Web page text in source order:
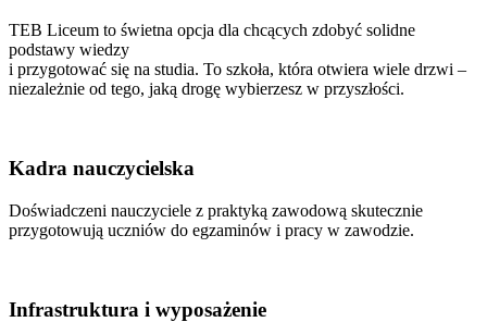
TEB Liceum to świetna opcja dla chcących zdobyć solidne
podstawy wiedzy
i przygotować się na studia. To szkoła, która otwiera wiele drzwi –
niezależnie od tego, jaką drogę wybierzesz w przyszłości.
Kadra nauczycielska
Doświadczeni nauczyciele z praktyką zawodową skutecznie
przygotowują uczniów do egzaminów i pracy w zawodzie.
Infrastruktura i wyposażenie